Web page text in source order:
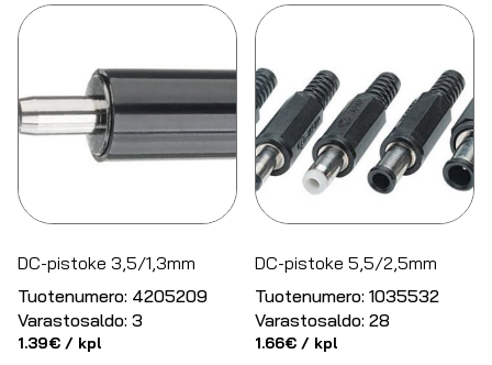
DC-pistoke 3,5/1,3mm
Tuotenumero: 4205209
Varastosaldo: 3
1.39€ / kpl
DC-pistoke 5,5/2,5mm
Tuotenumero: 1035532
Varastosaldo: 28
1.66€ / kpl